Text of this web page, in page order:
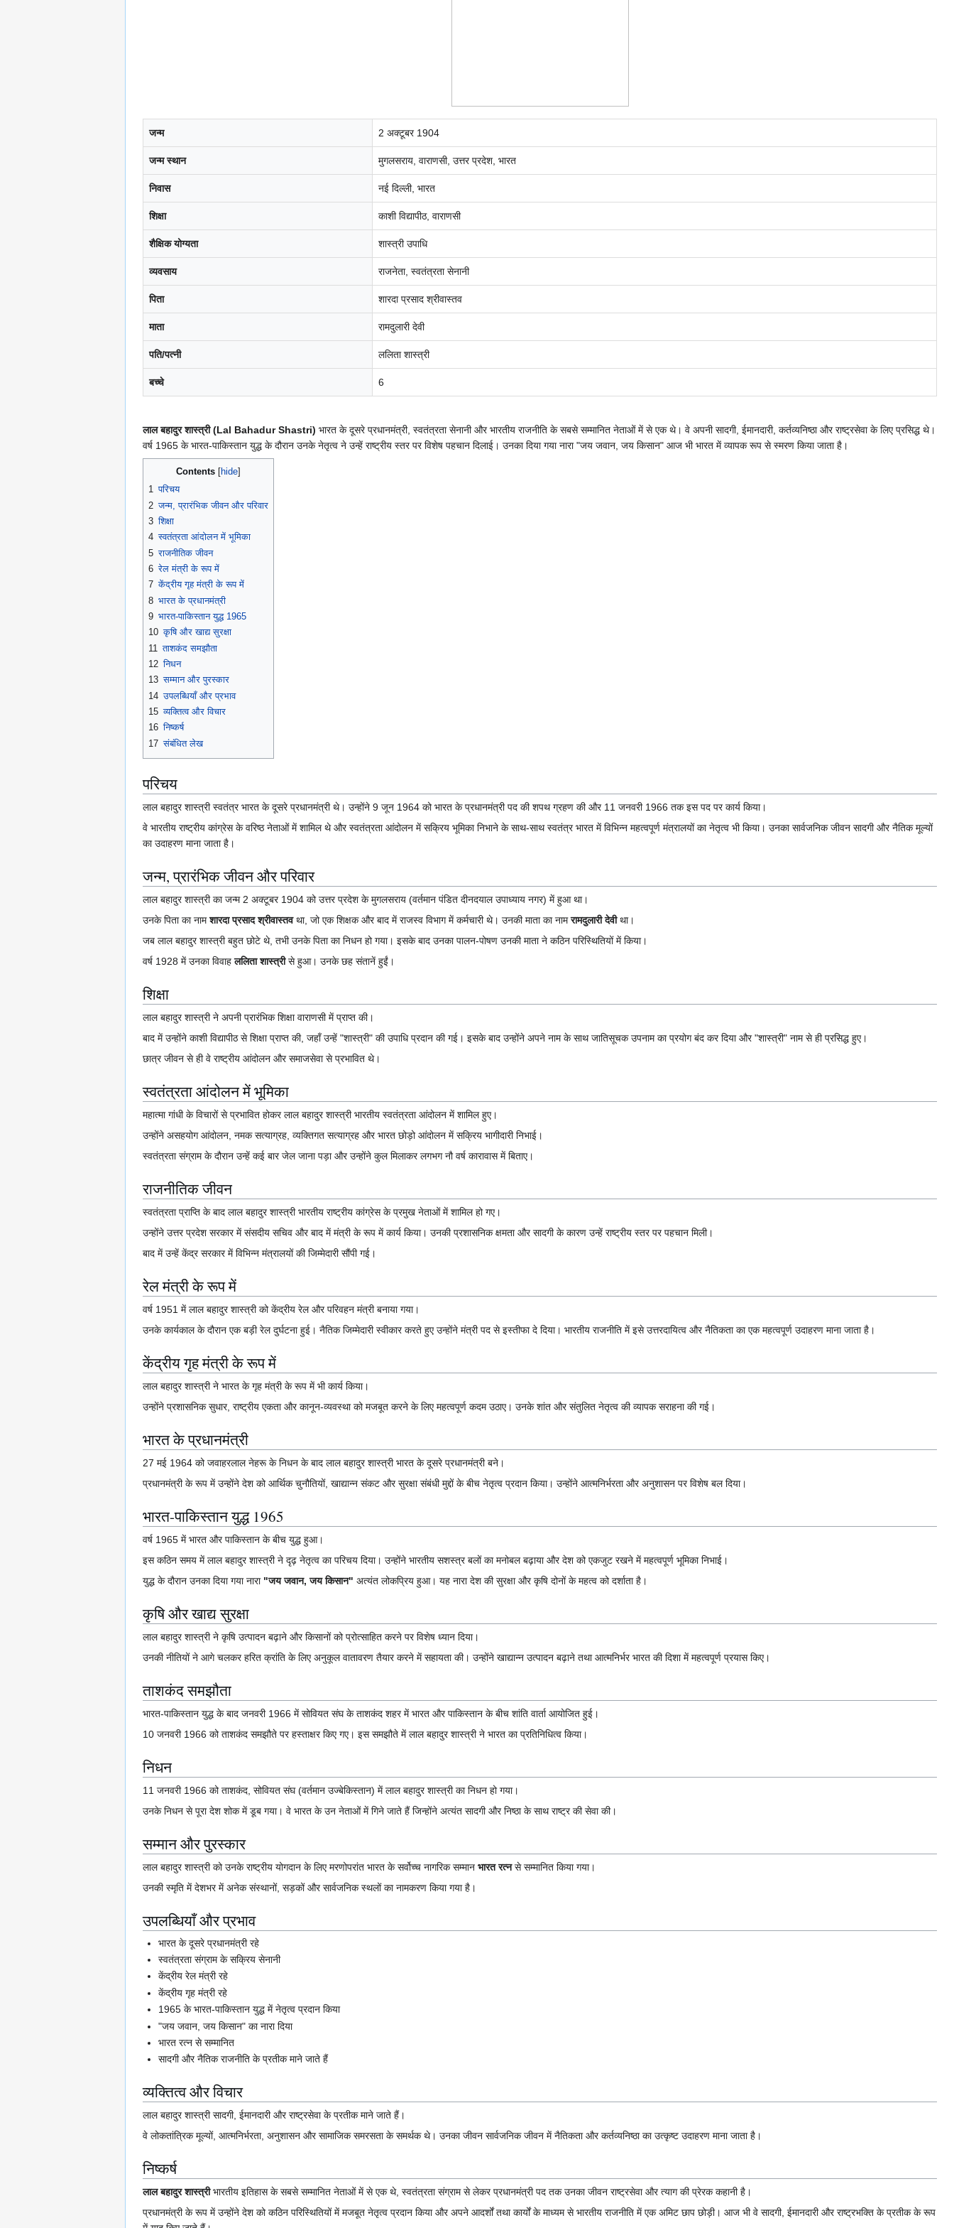
जन्म 2 अक्टूबर 1904
जन्म स्थान मुगलसराय, वाराणसी, उत्तर प्रदेश, भारत
निवास नई दिल्ली, भारत
शिक्षा काशी विद्यापीठ, वाराणसी
शैक्षिक योग्यता शास्त्री उपाधि
व्यवसाय राजनेता, स्वतंत्रता सेनानी
पिता शारदा प्रसाद श्रीवास्तव
माता रामदुलारी देवी
पति/पत्नी ललिता शास्त्री
बच्चे 6
लाल बहादुर शास्त्री (Lal Bahadur Shastri) भारत के दूसरे प्रधानमंत्री, स्वतंत्रता सेनानी और भारतीय राजनीति के सबसे सम्मानित नेताओं में से एक थे। वे अपनी सादगी, ईमानदारी, कर्तव्यनिष्ठा और राष्ट्रसेवा के लिए प्रसिद्ध थे।
वर्ष 1965 के भारत-पाकिस्तान युद्ध के दौरान उनके नेतृत्व ने उन्हें राष्ट्रीय स्तर पर विशेष पहचान दिलाई। उनका दिया गया नारा "जय जवान, जय किसान" आज भी भारत में व्यापक रूप से स्मरण किया जाता है।
Contents
1 परिचय
2 जन्म, प्रारंभिक जीवन और परिवार
3 शिक्षा
4 स्वतंत्रता आंदोलन में भूमिका
5 राजनीतिक जीवन
6 रेल मंत्री के रूप में
7 केंद्रीय गृह मंत्री के रूप में
8 भारत के प्रधानमंत्री
9 भारत-पाकिस्तान युद्ध 1965
10 कृषि और खाद्य सुरक्षा
11 ताशकंद समझौता
12 निधन
13 सम्मान और पुरस्कार
14 उपलब्धियाँ और प्रभाव
15 व्यक्तित्व और विचार
16 निष्कर्ष
17 संबंधित लेख
परिचय
लाल बहादुर शास्त्री स्वतंत्र भारत के दूसरे प्रधानमंत्री थे। उन्होंने 9 जून 1964 को भारत के प्रधानमंत्री पद की शपथ ग्रहण की और 11 जनवरी 1966 तक इस पद पर कार्य किया।
वे भारतीय राष्ट्रीय कांग्रेस के वरिष्ठ नेताओं में शामिल थे और स्वतंत्रता आंदोलन में सक्रिय भूमिका निभाने के साथ-साथ स्वतंत्र भारत में विभिन्न महत्वपूर्ण मंत्रालयों का नेतृत्व भी किया। उनका सार्वजनिक जीवन सादगी और नैतिक मूल्यों
का उदाहरण माना जाता है।
जन्म, प्रारंभिक जीवन और परिवार
लाल बहादुर शास्त्री का जन्म 2 अक्टूबर 1904 को उत्तर प्रदेश के मुगलसराय (वर्तमान पंडित दीनदयाल उपाध्याय नगर) में हुआ था।
उनके पिता का नामशारदा प्रसाद श्रीवास्तवथा, जो एक शिक्षक और बाद में राजस्व विभाग में कर्मचारी थे। उनकी माता का नामरामदुलारी देवीथा।
जब लाल बहादुर शास्त्री बहुत छोटे थे, तभी उनके पिता का निधन हो गया। इसके बाद उनका पालन-पोषण उनकी माता ने कठिन परिस्थितियों में किया।
वर्ष 1928 में उनका विवाहललिता शास्त्रीसे हुआ। उनके छह संतानें हुईं।
शिक्षा
लाल बहादुर शास्त्री ने अपनी प्रारंभिक शिक्षा वाराणसी में प्राप्त की।
बाद में उन्होंने काशी विद्यापीठ से शिक्षा प्राप्त की, जहाँ उन्हें "शास्त्री" की उपाधि प्रदान की गई। इसके बाद उन्होंने अपने नाम के साथ जातिसूचक उपनाम का प्रयोग बंद कर दिया और "शास्त्री" नाम से ही प्रसिद्ध हुए।
छात्र जीवन से ही वे राष्ट्रीय आंदोलन और समाजसेवा से प्रभावित थे।
स्वतंत्रता आंदोलन में भूमिका
महात्मा गांधी के विचारों से प्रभावित होकर लाल बहादुर शास्त्री भारतीय स्वतंत्रता आंदोलन में शामिल हुए।
उन्होंने असहयोग आंदोलन, नमक सत्याग्रह, व्यक्तिगत सत्याग्रह और भारत छोड़ो आंदोलन में सक्रिय भागीदारी निभाई।
स्वतंत्रता संग्राम के दौरान उन्हें कई बार जेल जाना पड़ा और उन्होंने कुल मिलाकर लगभग नौ वर्ष कारावास में बिताए।
राजनीतिक जीवन
स्वतंत्रता प्राप्ति के बाद लाल बहादुर शास्त्री भारतीय राष्ट्रीय कांग्रेस के प्रमुख नेताओं में शामिल हो गए।
उन्होंने उत्तर प्रदेश सरकार में संसदीय सचिव और बाद में मंत्री के रूप में कार्य किया। उनकी प्रशासनिक क्षमता और सादगी के कारण उन्हें राष्ट्रीय स्तर पर पहचान मिली।
बाद में उन्हें केंद्र सरकार में विभिन्न मंत्रालयों की जिम्मेदारी सौंपी गई।
रेल मंत्री के रूप में
वर्ष 1951 में लाल बहादुर शास्त्री को केंद्रीय रेल और परिवहन मंत्री बनाया गया।
उनके कार्यकाल के दौरान एक बड़ी रेल दुर्घटना हुई। नैतिक जिम्मेदारी स्वीकार करते हुए उन्होंने मंत्री पद से इस्तीफा दे दिया। भारतीय राजनीति में इसे उत्तरदायित्व और नैतिकता का एक महत्वपूर्ण उदाहरण माना जाता है।
केंद्रीय गृह मंत्री के रूप में
लाल बहादुर शास्त्री ने भारत के गृह मंत्री के रूप में भी कार्य किया।
उन्होंने प्रशासनिक सुधार, राष्ट्रीय एकता और कानून-व्यवस्था को मजबूत करने के लिए महत्वपूर्ण कदम उठाए। उनके शांत और संतुलित नेतृत्व की व्यापक सराहना की गई।
भारत के प्रधानमंत्री
27 मई 1964 को जवाहरलाल नेहरू के निधन के बाद लाल बहादुर शास्त्री भारत के दूसरे प्रधानमंत्री बने।
प्रधानमंत्री के रूप में उन्होंने देश को आर्थिक चुनौतियों, खाद्यान्न संकट और सुरक्षा संबंधी मुद्दों के बीच नेतृत्व प्रदान किया। उन्होंने आत्मनिर्भरता और अनुशासन पर विशेष बल दिया।
भारत-पाकिस्तान युद्ध 1965
वर्ष 1965 में भारत और पाकिस्तान के बीच युद्ध हुआ।
इस कठिन समय में लाल बहादुर शास्त्री ने दृढ़ नेतृत्व का परिचय दिया। उन्होंने भारतीय सशस्त्र बलों का मनोबल बढ़ाया और देश को एकजुट रखने में महत्वपूर्ण भूमिका निभाई।
युद्ध के दौरान उनका दिया गया नारा "जय जवान, जय किसान" अत्यंत लोकप्रिय हुआ। यह नारा देश की सुरक्षा और कृषि दोनों के महत्व को दर्शाता है।
कृषि और खाद्य सुरक्षा
लाल बहादुर शास्त्री ने कृषि उत्पादन बढ़ाने और किसानों को प्रोत्साहित करने पर विशेष ध्यान दिया।
उनकी नीतियों ने आगे चलकर हरित क्रांति के लिए अनुकूल वातावरण तैयार करने में सहायता की। उन्होंने खाद्यान्न उत्पादन बढ़ाने तथा आत्मनिर्भर भारत की दिशा में महत्वपूर्ण प्रयास किए।
ताशकंद समझौता
भारत-पाकिस्तान युद्ध के बाद जनवरी 1966 में सोवियत संघ के ताशकंद शहर में भारत और पाकिस्तान के बीच शांति वार्ता आयोजित हुई।
10 जनवरी 1966 को ताशकंद समझौते पर हस्ताक्षर किए गए। इस समझौते में लाल बहादुर शास्त्री ने भारत का प्रतिनिधित्व किया।
निधन
11 जनवरी 1966 को ताशकंद, सोवियत संघ (वर्तमान उज्बेकिस्तान) में लाल बहादुर शास्त्री का निधन हो गया।
उनके निधन से पूरा देश शोक में डूब गया। वे भारत के उन नेताओं में गिने जाते हैं जिन्होंने अत्यंत सादगी और निष्ठा के साथ राष्ट्र की सेवा की।
सम्मान और पुरस्कार
लाल बहादुर शास्त्री को उनके राष्ट्रीय योगदान के लिए मरणोपरांत भारत के सर्वोच्च नागरिक सम्मान भारत रत्नसे सम्मानित किया गया।
उनकी स्मृति में देशभर में अनेक संस्थानों, सड़कों और सार्वजनिक स्थलों का नामकरण किया गया है।
उपलब्धियाँ और प्रभाव
भारत के दूसरे प्रधानमंत्री रहे
स्वतंत्रता संग्राम के सक्रिय सेनानी
केंद्रीय रेल मंत्री रहे
केंद्रीय गृह मंत्री रहे
1965 के भारत-पाकिस्तान युद्ध में नेतृत्व प्रदान किया
"जय जवान, जय किसान" का नारा दिया
भारत रत्न से सम्मानित
सादगी और नैतिक राजनीति के प्रतीक माने जाते हैं
व्यक्तित्व और विचार
लाल बहादुर शास्त्री सादगी, ईमानदारी और राष्ट्रसेवा के प्रतीक माने जाते हैं।
वे लोकतांत्रिक मूल्यों, आत्मनिर्भरता, अनुशासन और सामाजिक समरसता के समर्थक थे। उनका जीवन सार्वजनिक जीवन में नैतिकता और कर्तव्यनिष्ठा का उत्कृष्ट उदाहरण माना जाता है।
निष्कर्ष
लाल बहादुर शास्त्रीभारतीय इतिहास के सबसे सम्मानित नेताओं में से एक थे, स्वतंत्रता संग्राम से लेकर प्रधानमंत्री पद तक उनका जीवन राष्ट्रसेवा और त्याग की प्रेरक कहानी है।
प्रधानमंत्री के रूप में उन्होंने देश को कठिन परिस्थितियों में मजबूत नेतृत्व प्रदान किया और अपने आदर्शों तथा कार्यों के माध्यम से भारतीय राजनीति में एक अमिट छाप छोड़ी। आज भी वे सादगी, ईमानदारी और राष्ट्रभक्ति के प्रतीक के रूप